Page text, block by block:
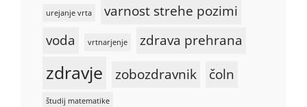
urejanje vrta
varnost strehe pozimi
voda
vrtnarjenje zdrava prehrana
zdravje zobozdravnik čoln
študij matematike